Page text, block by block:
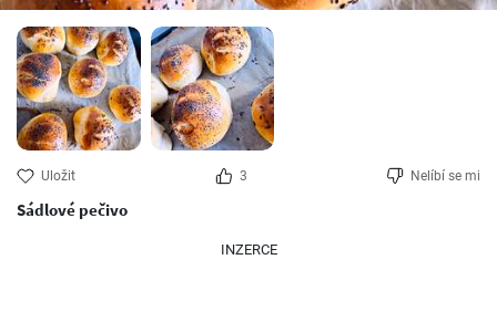
Uložit 3 Nelíbí se mi
Sádlové pečivo
INZERCE